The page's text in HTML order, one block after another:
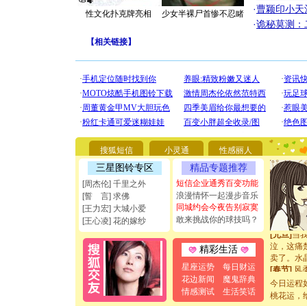
性文化扑克牌亮相 少女半裸尸首惨不忍睹
·曹颖印小天
·诡秘莫测：
【相关链接】
搜狐短信 小灵通 性感丽人
三星图铃专区
[周杰伦] 千里之外
[誓 言] 求佛
[王力宏] 大城小爱
[王心凌] 花的嫁纱
精品专题推荐
短信企业通秀百变功能
浪漫情怀一起漫步音乐
同城约会今夜告别寂寞
敢来挑战你的球技吗？
精彩生活
星座运势
每日财运
花边新闻
魔鬼辞典
情感测试
生活笑话
你太多
要平安
[圣诞节]
能正大
都要快乐
[圣诞节]
如意,快
[元旦]看
断电。爱
你是我专
[元旦]如
起；二是
离。水晶
[元旦]当
泣，这痛
卖了。水
[春节] 风
颜！冬
道一声
[春节]传
今日运程
桃花运，